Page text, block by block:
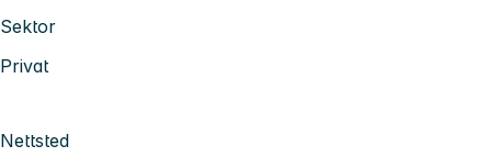
Sektor
Privat
Nettsted